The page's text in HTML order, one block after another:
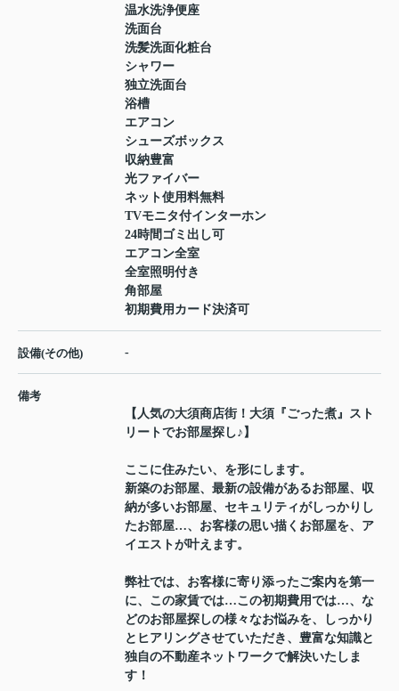
温水洗浄便座
洗面台
洗髪洗面化粧台
シャワー
独立洗面台
浴槽
エアコン
シューズボックス
収納豊富
光ファイバー
ネット使用料無料
TVモニタ付インターホン
24時間ゴミ出し可
エアコン全室
全室照明付き
角部屋
初期費用カード決済可
設備(その他) -
備考
【人気の大須商店街！大須『ごった煮』スト
リートでお部屋探し♪】
ここに住みたい、を形にします。
新築のお部屋、最新の設備があるお部屋、収
納が多いお部屋、セキュリティがしっかりし
たお部屋…、お客様の思い描くお部屋を、ア
イエストが叶えます。
弊社では、お客様に寄り添ったご案内を第一
に、この家賃では…この初期費用では…、な
どのお部屋探しの様々なお悩みを、しっかり
とヒアリングさせていただき、豊富な知識と
独自の不動産ネットワークで解決いたしま
す！